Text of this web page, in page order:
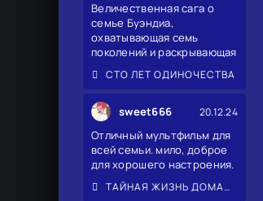
Величественная сага о
семье Буэндиа,
охватывающая семь
поколений и раскрывающая
СТО ЛЕТ ОДИНОЧЕСТВА
sweet666 20.12.24
Отличный мультфильм для
всей семьи. мило, доброе
для хорошего настроения.
ТАЙНАЯ ЖИЗНЬ ДОМАШНИХ ЖИВОТНЫХ 2